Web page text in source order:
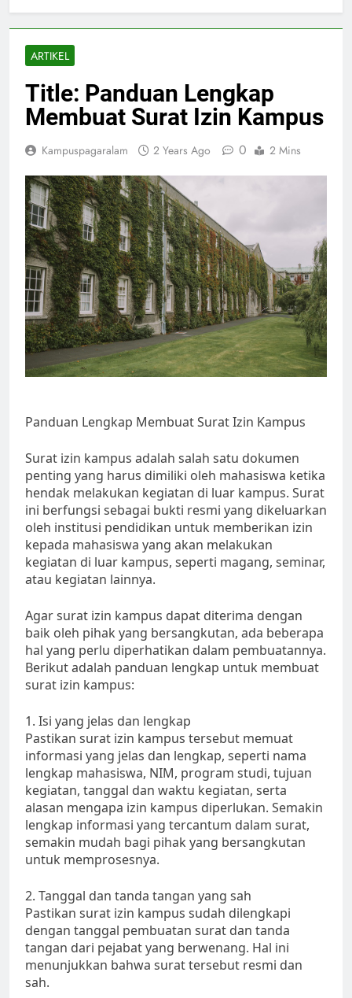
ARTIKEL
Title: Panduan Lengkap
Membuat Surat Izin Kampus
Kampuspagaralam 2 Years Ago 0 2 Mins
Panduan Lengkap Membuat Surat Izin Kampus
Surat izin kampus adalah salah satu dokumen
penting yang harus dimiliki oleh mahasiswa ketika
hendak melakukan kegiatan di luar kampus. Surat
ini berfungsi sebagai bukti resmi yang dikeluarkan
oleh institusi pendidikan untuk memberikan izin
kepada mahasiswa yang akan melakukan
kegiatan di luar kampus, seperti magang, seminar,
atau kegiatan lainnya.
Agar surat izin kampus dapat diterima dengan
baik oleh pihak yang bersangkutan, ada beberapa
hal yang perlu diperhatikan dalam pembuatannya.
Berikut adalah panduan lengkap untuk membuat
surat izin kampus:
1. Isi yang jelas dan lengkap
Pastikan surat izin kampus tersebut memuat
informasi yang jelas dan lengkap, seperti nama
lengkap mahasiswa, NIM, program studi, tujuan
kegiatan, tanggal dan waktu kegiatan, serta
alasan mengapa izin kampus diperlukan. Semakin
lengkap informasi yang tercantum dalam surat,
semakin mudah bagi pihak yang bersangkutan
untuk memprosesnya.
2. Tanggal dan tanda tangan yang sah
Pastikan surat izin kampus sudah dilengkapi
dengan tanggal pembuatan surat dan tanda
tangan dari pejabat yang berwenang. Hal ini
menunjukkan bahwa surat tersebut resmi dan
sah.